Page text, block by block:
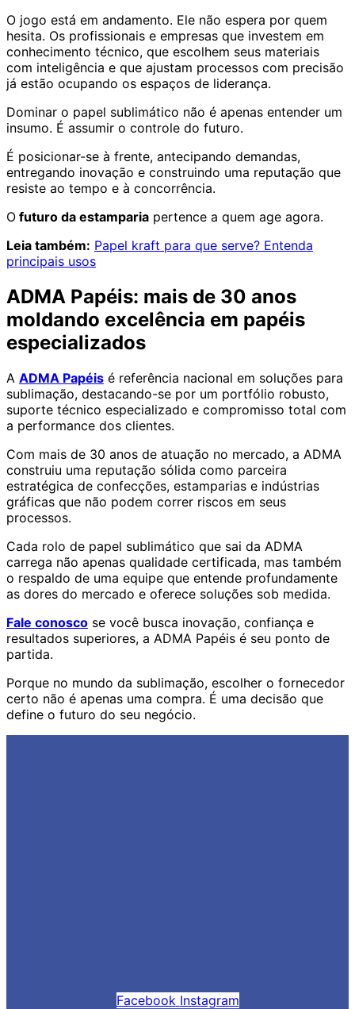
O jogo está em andamento. Ele não espera por quem
hesita. Os profissionais e empresas que investem em
conhecimento técnico, que escolhem seus materiais
com inteligência e que ajustam processos com precisão
já estão ocupando os espaços de liderança.
Dominar o papel sublimático não é apenas entender um
insumo. É assumir o controle do futuro.
É posicionar-se à frente, antecipando demandas,
entregando inovação e construindo uma reputação que
resiste ao tempo e à concorrência.
O futuro da estamparia pertence a quem age agora.
Leia também: Papel kraft para que serve? Entenda
principais usos
ADMA Papéis: mais de 30 anos
moldando excelência em papéis
especializados
A ADMA Papéis é referência nacional em soluções para
sublimação, destacando-se por um portfólio robusto,
suporte técnico especializado e compromisso total com
a performance dos clientes.
Com mais de 30 anos de atuação no mercado, a ADMA
construiu uma reputação sólida como parceira
estratégica de confecções, estamparias e indústrias
gráficas que não podem correr riscos em seus
processos.
Cada rolo de papel sublimático que sai da ADMA
carrega não apenas qualidade certificada, mas também
o respaldo de uma equipe que entende profundamente
as dores do mercado e oferece soluções sob medida.
Fale conosco se você busca inovação, confiança e
resultados superiores, a ADMA Papéis é seu ponto de
partida.
Porque no mundo da sublimação, escolher o fornecedor
certo não é apenas uma compra. É uma decisão que
define o futuro do seu negócio.
Facebook Instagram